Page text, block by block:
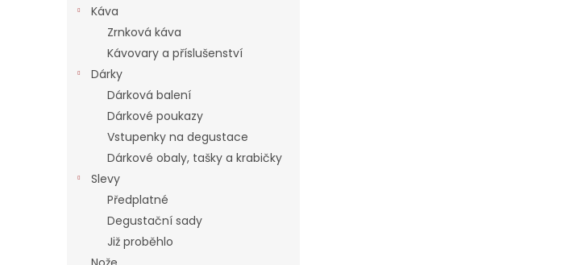
Káva
Zrnková káva
Kávovary a příslušenství
Dárky
Dárková balení
Dárkové poukazy
Vstupenky na degustace
Dárkové obaly, tašky a krabičky
Slevy
Předplatné
Degustační sady
Již proběhlo